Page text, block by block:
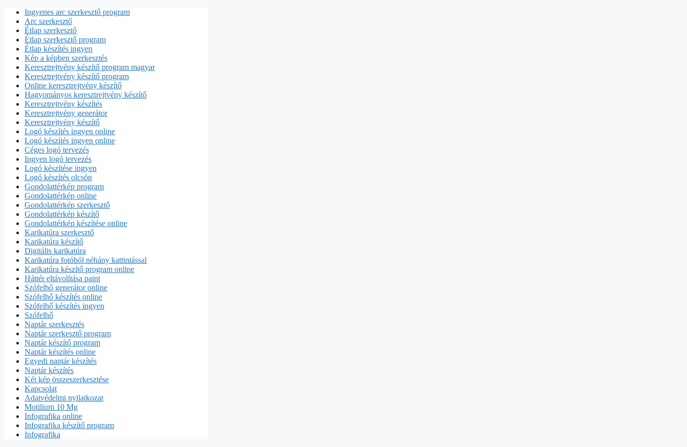
Ingyenes arc szerkesztő program
Arc szerkesztő
Étlap szerkesztő
Étlap szerkesztő program
Étlap készítés ingyen
Kép a képben szerkesztés
Keresztrejtvény készítő program magyar
Keresztrejtvény készítő program
Online keresztrejtvény készítő
Hagyományos keresztrejtvény készítő
Keresztrejtvény készítés
Keresztrejtvény generátor
Keresztrejtvény készítő
Logó készítés ingyen online
Logó készítés ingyen online
Céges logó tervezés
Ingyen logó tervezés
Logó készítése ingyen
Logó készítés olcsón
Gondolattérkép program
Gondolattérkép online
Gondolattérkép szerkesztő
Gondolattérkép készítő
Gondolattérkép készítése online
Karikatúra szerkesztő
Karikatúra készítő
Digitális karikatúra
Karikatúra fotóból néhány kattintással
Karikatúra készítő program online
Háttér eltávolítása paint
Szófelhő generátor online
Szófelhő készítés online
Szófelhő készítés ingyen
Szófelhő
Naptár szerkesztés
Naptár szerkesztő program
Naptár készítő program
Naptár készítés online
Egyedi naptár készítés
Naptár készítés
Két kép összeszerkesztése
Kapcsolat
Adatvédelmi nyilatkozat
Motilium 10 Mg
Infografika online
Infografika készítő program
Infografika